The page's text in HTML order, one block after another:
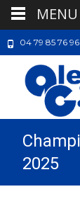
04 79 85 76 96
2025
MENU